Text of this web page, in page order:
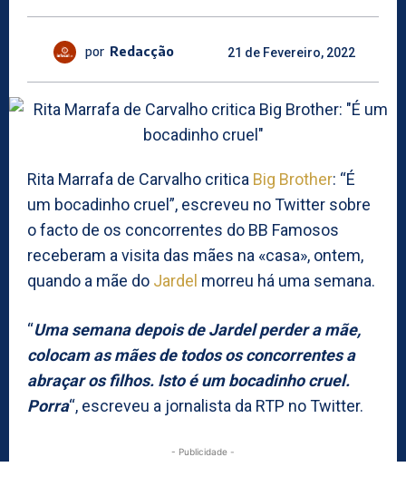
por Redacção 21 de Fevereiro, 2022
Rita Marrafa de Carvalho critica Big Brother: “É
um bocadinho cruel”, escreveu no Twitter sobre
o facto de os concorrentes do BB Famosos
receberam a visita das mães na «casa», ontem,
quando a mãe do Jardel morreu há uma semana.
“Uma semana depois de Jardel perder a mãe,
colocam as mães de todos os concorrentes a
abraçar os filhos. Isto é um bocadinho cruel.
Porra“, escreveu a jornalista da RTP no Twitter.
- Publicidade -